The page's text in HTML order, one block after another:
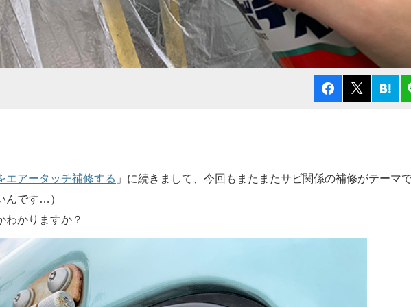
エアータッチ補修する 」に続きまして、今回もまたまたサビ関係の補修がテーマ
んです…）
わかりますか？